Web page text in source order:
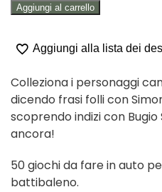
SCATOLA
BAMBINI
MANCA"
quantità
Aggiungi al carrello
Aggiungi alla lista dei
Colleziona i personaggi
dicendo frasi folli con
scoprendo indizi con
ancora!
50 giochi da fare in auto
battibaleno.